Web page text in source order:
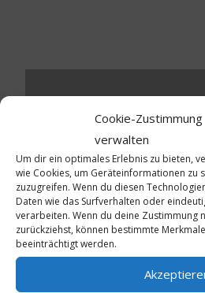
Cookie-Zustimmung
verwalten
Um dir ein optimales Erlebnis zu bieten,
wie Cookies, um Geräteinformationen zu
zuzugreifen. Wenn du diesen
Daten wie das Surfverhalten oder
verarbeiten. Wenn du deine Zustimmung
zurückziehst, können bestimmte
beeinträchtigt werden.
Schreibe einen
Deine E-Mail-Adresse wird
Erforderliche Felder sind mit*
Kommentar *